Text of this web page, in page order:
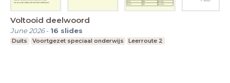
Voltooid deelwoord
June 2026- 16 slides
Duits Voortgezet speciaal onderwijs Leerroute 2